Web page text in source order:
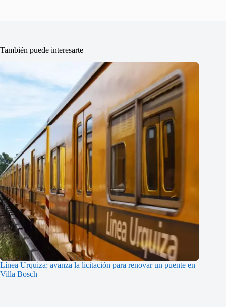
También puede interesarte
Línea Urquiza: avanza la licitación para renovar un puente en
Villa Bosch